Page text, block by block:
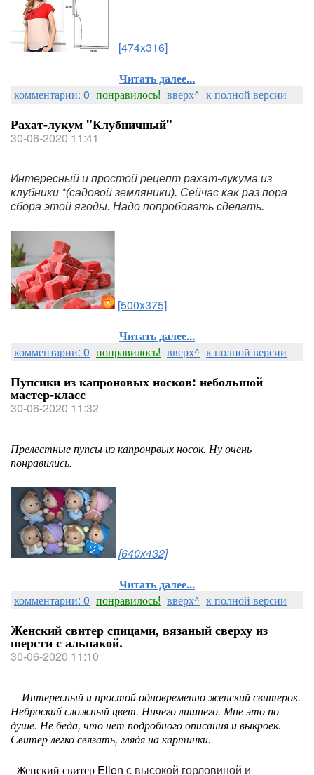
[474x316]
Читать далее...
комментарии: 0 понравилось! вверх^ к полной версии
Рахат-лукум "Клубничный"
30-06-2020 11:41
Интересный и простой рецепт рахат-лукума из
клубники *(садовой земляники). Сейчас как раз пора
сбора этой ягоды. Надо попробовать сделать.
[500x375]
Читать далее...
комментарии: 0 понравилось! вверх^ к полной версии
Пупсики из капроновых носков: небольшой
мастер-класс
30-06-2020 11:32
Прелестные пупсы из капронрвых носок. Ну очень
понравились.
[640x432]
Читать далее...
комментарии: 0 понравилось! вверх^ к полной версии
Женский свитер спицами, вязаный сверху из
шерсти с альпакой.
30-06-2020 11:10
Интересный и простой одновременно женский свитерок.
Неброский сложный цвет. Ничего лишнего. Мне это по
душе. Не беда, что нет подробного описания и выкроек.
Свитер легко связать, глядя на картинки.
Женский свитер Ellen с высокой горловиной и